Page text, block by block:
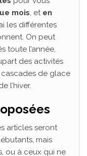
mois, et en
les différentes
On peut
toute l’année,
des activités
cascades de glace
l’hiver.
articles seront
mais
ou à ceux qui ne